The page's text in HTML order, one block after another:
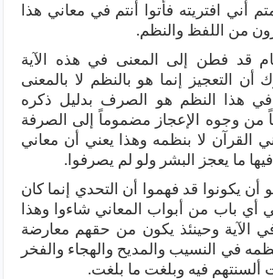
أني افتريته فأتوا أنتم في معاني هذا
من اللفظ والنظم.
قد فطن إلى المعنى في هذه الآية
أن التعجيز إنما هو بالنظم لا بالمعنى
في هذا النظم هو الصرف بدليل ذكره
من وجوه الإعجاز مضموماً إلى الصرفة
القرآن لا بنظمه وهذا يعني أن معاني
ما يعجز البشر ولو لم يصرفوا.
أن يكونوا قد فهموا أن التحدي إنما كان
باب من أبواب المعاني شاءوا وهذا
الآية وحينئذ يكون من حقهم معارضة
في النسيب والمديح والهجاء والفخر
ألسنتهم فيه وبلغت ما بلغت.